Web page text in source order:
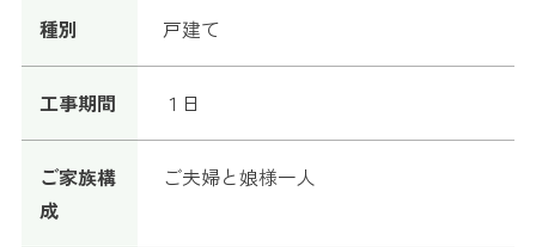
種別 戸建て
工事期間 １日
ご家族構
成
ご夫婦と娘様一人